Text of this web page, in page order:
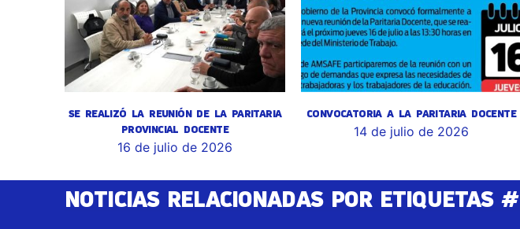
SE REALIZÓ LA REUNIÓN DE LA PARITARIA
PROVINCIAL DOCENTE
16 de julio de 2026
CONVOCATORIA A LA PARITARIA DOCENTE
14 de julio de 2026
NOTICIAS RELACIONADAS POR ETIQUETAS #